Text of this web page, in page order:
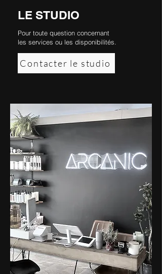
LE STUDIO
Pour toute question concernant
les services ou les disponibilités
Contacter le studio